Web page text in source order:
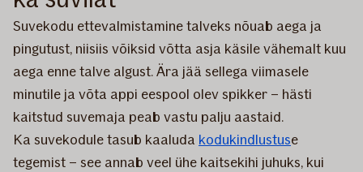
Suvekodu ettevalmistamine talveks nõuab aega ja
pingutust, niisiis võiksid võtta asja käsile vähemalt kuu
aega enne talve algust. Ära jää sellega viimasele
minutile ja võta appi eespool olev spikker – hästi
kaitstud suvemaja peab vastu palju aastaid.
Ka suvekodule tasub kaaluda kodukindlustuse
tegemist – see annab veel ühe kaitsekihi juhuks, kui